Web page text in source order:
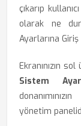
çıkarıp
olarak ne
Ayarlarına Giriş
Ekranınızın
Sistem
yönetim